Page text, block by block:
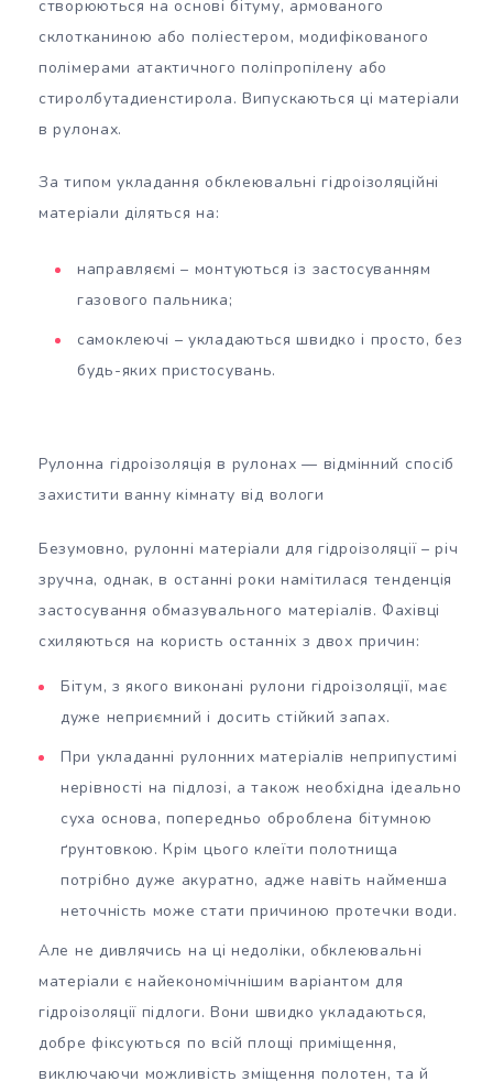
створюються на основі бітуму, армованого
склотканиною або поліестером, модифікованого
полімерами атактичного поліпропілену або
стиролбутадиенстирола. Випускаються ці матеріали
в рулонах.
За типом укладання обклеювальні гідроізоляційні
матеріали діляться на:
направляємі – монтуються із застосуванням
газового пальника;
самоклеючі – укладаються швидко і просто, без
будь-яких пристосувань.
Рулонна гідроізоляція в рулонах — відмінний спосіб
захистити ванну кімнату від вологи
Безумовно, рулонні матеріали для гідроізоляції – річ
зручна, однак, в останні роки намітилася тенденція
застосування обмазувального матеріалів. Фахівці
схиляються на користь останніх з двох причин:
Бітум, з якого виконані рулони гідроізоляції, має
дуже неприємний і досить стійкий запах.
При укладанні рулонних матеріалів неприпустимі
нерівності на підлозі, а також необхідна ідеально
суха основа, попередньо оброблена бітумною
ґрунтовкою. Крім цього клеїти полотнища
потрібно дуже акуратно, адже навіть найменша
неточність може стати причиною протечки води.
Але не дивлячись на ці недоліки, обклеювальні
матеріали є найекономічнішим варіантом для
гідроізоляції підлоги. Вони швидко укладаються,
добре фіксуються по всій площі приміщення,
виключаючи можливість зміщення полотен, та й